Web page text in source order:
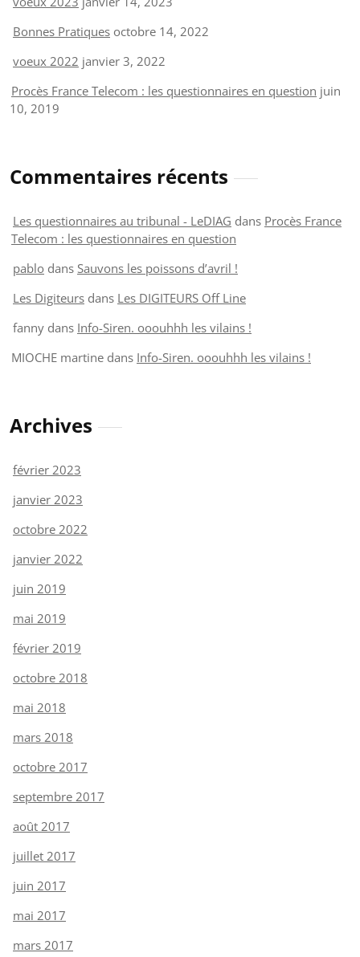
Bonnes Pratiques octobre 14, 2022
voeux 2022 janvier 3, 2022
Procès France Telecom : les questionnaires en question juin
10, 2019
Commentaires récents
Les questionnaires au tribunal - LeDIAG dans Procès France
Telecom : les questionnaires en question
pablo dans Sauvons les poissons d’avril !
Les Digiteurs dans Les DIGITEURS Off Line
fanny dans Info-Siren. ooouhhh les vilains !
MIOCHE martine dans Info-Siren. ooouhhh les vilains !
Archives
février 2023
janvier 2023
octobre 2022
janvier 2022
juin 2019
mai 2019
février 2019
octobre 2018
mai 2018
mars 2018
octobre 2017
septembre 2017
août 2017
juillet 2017
juin 2017
mai 2017
mars 2017